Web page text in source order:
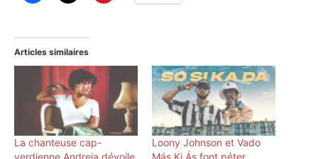
Articles similaires
La chanteuse cap-
verdienne Andreia dévoile
Loony Johnson et Vado
Más Ki Ás font péter